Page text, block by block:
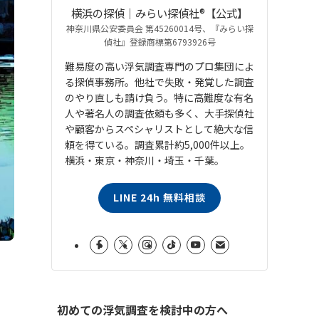
横浜の探偵｜みらい探偵社®︎【公式】
神奈川県公安委員会 第45260014号、『みらい探
偵社』登録商標第6793926号
難易度の高い浮気調査専門のプロ集団によ
る探偵事務所。他社で失敗・発覚した調査
のやり直しも請け負う。特に高難度な有名
人や著名人の調査依頼も多く、大手探偵社
や顧客からスペシャリストとして絶大な信
頼を得ている。調査累計約5,000件以上。
横浜・東京・神奈川・埼玉・千葉。
LINE 24h 無料相談
初めての浮気調査を検討中の方へ